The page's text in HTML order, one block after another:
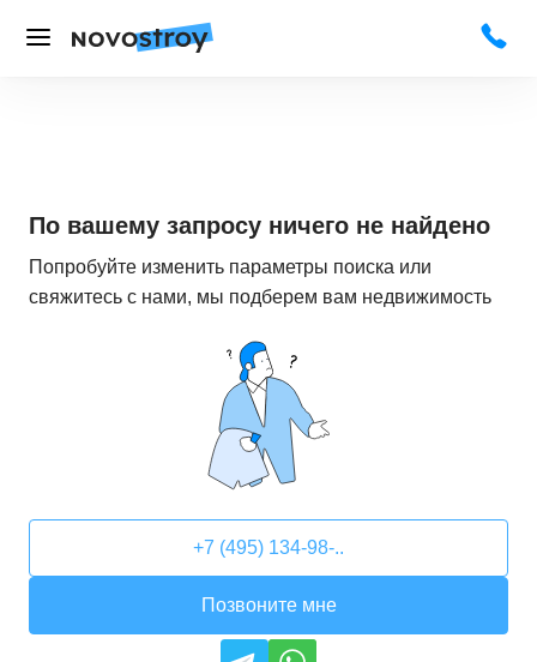
По вашему запросу ничего не найдено
Попробуйте изменить параметры поиска или
свяжитесь с нами, мы подберем вам недвижимость
+7 (495) 134-98-..
Позвоните мне